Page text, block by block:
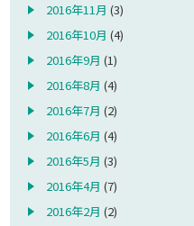
2016年11月 (3)
2016年10月 (4)
2016年9月 (1)
2016年8月 (4)
2016年7月 (2)
2016年6月 (4)
2016年5月 (3)
2016年4月 (7)
2016年2月 (2)